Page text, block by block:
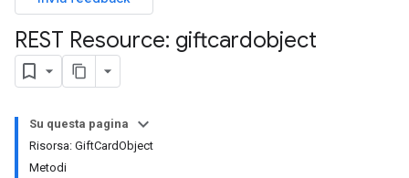
REST Resource: giftcardobject
Su questa pagina
Risorsa: GiftCardObject
Metodi